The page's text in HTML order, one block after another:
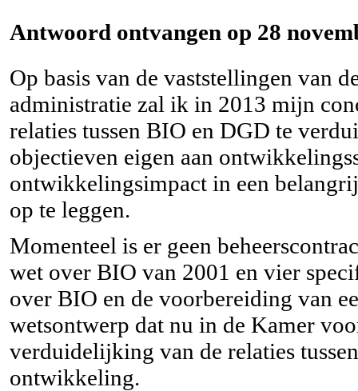
Antwoord ontvangen op 28
Op basis van de vaststellingen van
administratie zal ik in 2013 mijn
relaties tussen BIO en DGD te
objectieven eigen aan
ontwikkelingsimpact in een
op te leggen.
Momenteel is er geen
wet over BIO van 2001 en vier
over BIO en de voorbereiding van
wetsontwerp dat nu in de Kamer
verduidelijking van de relaties
ontwikkeling.